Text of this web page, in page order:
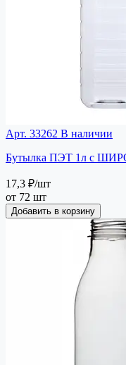
Арт. 33262 В наличии
Бутылка ПЭТ 1л с
17,3 ₽/шт
от 72 шт
Добавить в корзину